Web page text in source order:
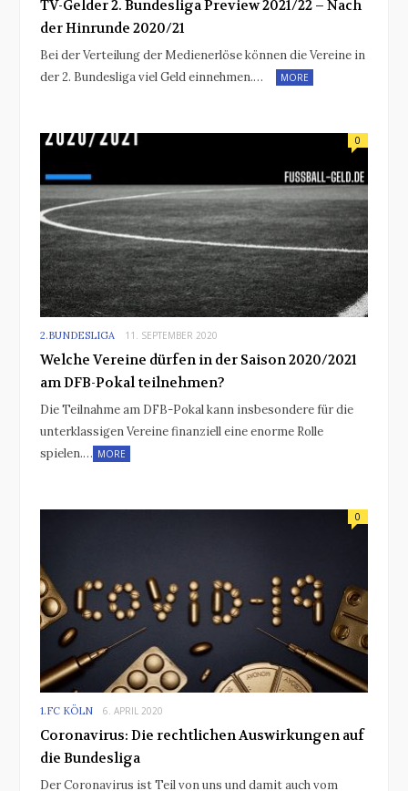
TV-Gelder 2. Bundesliga Preview 2021/22 – Nach
der Hinrunde 2020/21
Bei der Verteilung der Medienerlöse können die Vereine in
der 2. Bundesliga viel Geld einnehmen.…
MORE
2.BUNDESLIGA 11. SEPTEMBER 2020
0
Welche Vereine dürfen in der Saison 2020/2021
am DFB-Pokal teilnehmen?
Die Teilnahme am DFB-Pokal kann insbesondere für die
unterklassigen Vereine finanziell eine enorme Rolle
spielen.… MORE
1.FC KÖLN 6. APRIL 2020
0
Coronavirus: Die rechtlichen Auswirkungen auf
die Bundesliga
Der Coronavirus ist Teil von uns und damit auch vom